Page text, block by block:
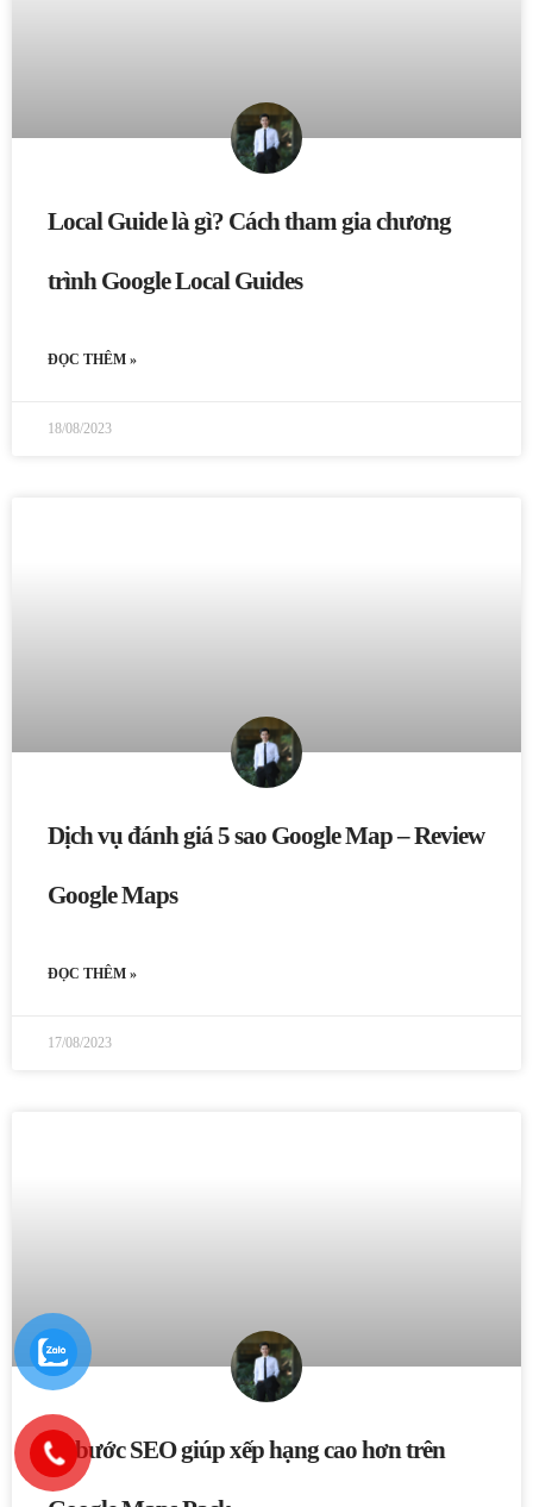
Local Guide là gì? Cách tham gia chương
trình Google Local Guides
ĐỌC THÊM »
18/08/2023
Dịch vụ đánh giá 5 sao Google Map – Review
Google Maps
ĐỌC THÊM »
17/08/2023
11 bước SEO giúp xếp hạng cao hơn trên